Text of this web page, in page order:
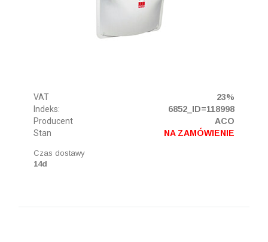
VAT
23%
Indeks:
6852_ID=118998
Producent
ACO
Stan
NA ZAMÓWIENIE
Czas dostawy
14d